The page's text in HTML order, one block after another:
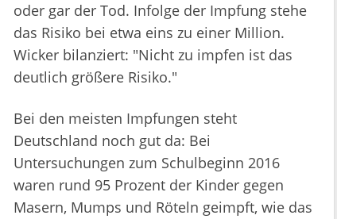
oder gar der Tod. Infolge der Impfung stehe
das Risiko bei etwa eins zu einer Million.
Wicker bilanziert: "Nicht zu impfen ist das
deutlich größere Risiko."
Bei den meisten Impfungen steht
Deutschland noch gut da: Bei
Untersuchungen zum Schulbeginn 2016
waren rund 95 Prozent der Kinder gegen
Masern, Mumps und Röteln geimpft, wie das